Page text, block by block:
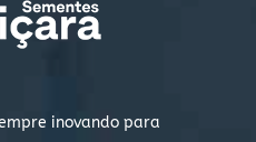
inovando para